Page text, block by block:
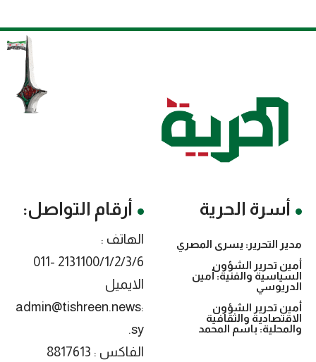
أسرة الحرية
مدير التحرير: يسرى المصري
أمين تحرير الشؤون
السياسية والفنية: أمين
الدريوسي
أمين تحرير الشؤون
الاقتصادية والثقافية
والمحلية: باسم المحمد
أرقام التواصل:
الهاتف :
2131100/1/2/3/6 -011
الايميل
:admin@tishreen.news
.sy
الفاكس : 8817613